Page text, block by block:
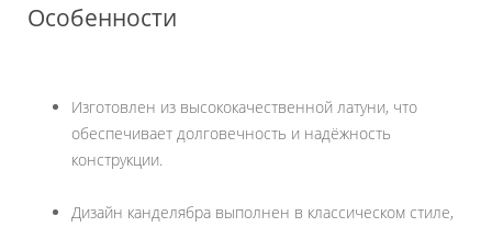
Особенности
Изготовлен из высококачественной латуни, что
обеспечивает долговечность и надёжность
конструкции.
Дизайн канделябра выполнен в классическом стиле,